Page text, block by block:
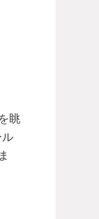
眺